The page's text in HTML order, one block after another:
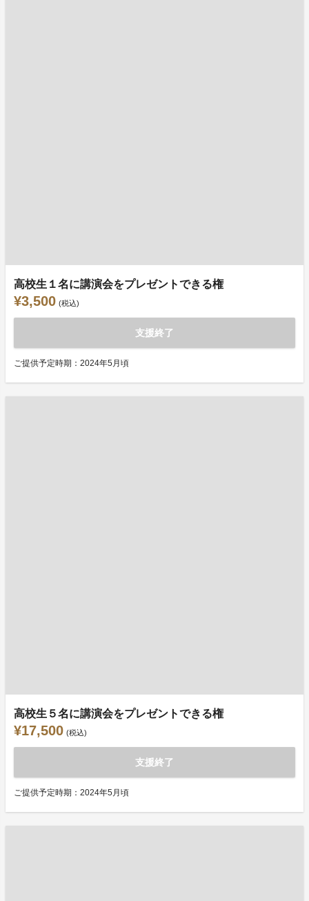
高校生１名に講演会をプレゼントできる権
¥3,500 (税込)
支援終了
ご提供予定時期：2024年5月頃
高校生５名に講演会をプレゼントできる権
¥17,500 (税込)
支援終了
ご提供予定時期：2024年5月頃